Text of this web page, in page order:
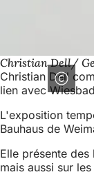
Christian Dell/
Christian Dell
lien avec
L'exposition
Bauhaus de
Elle présente
mais aussi sur